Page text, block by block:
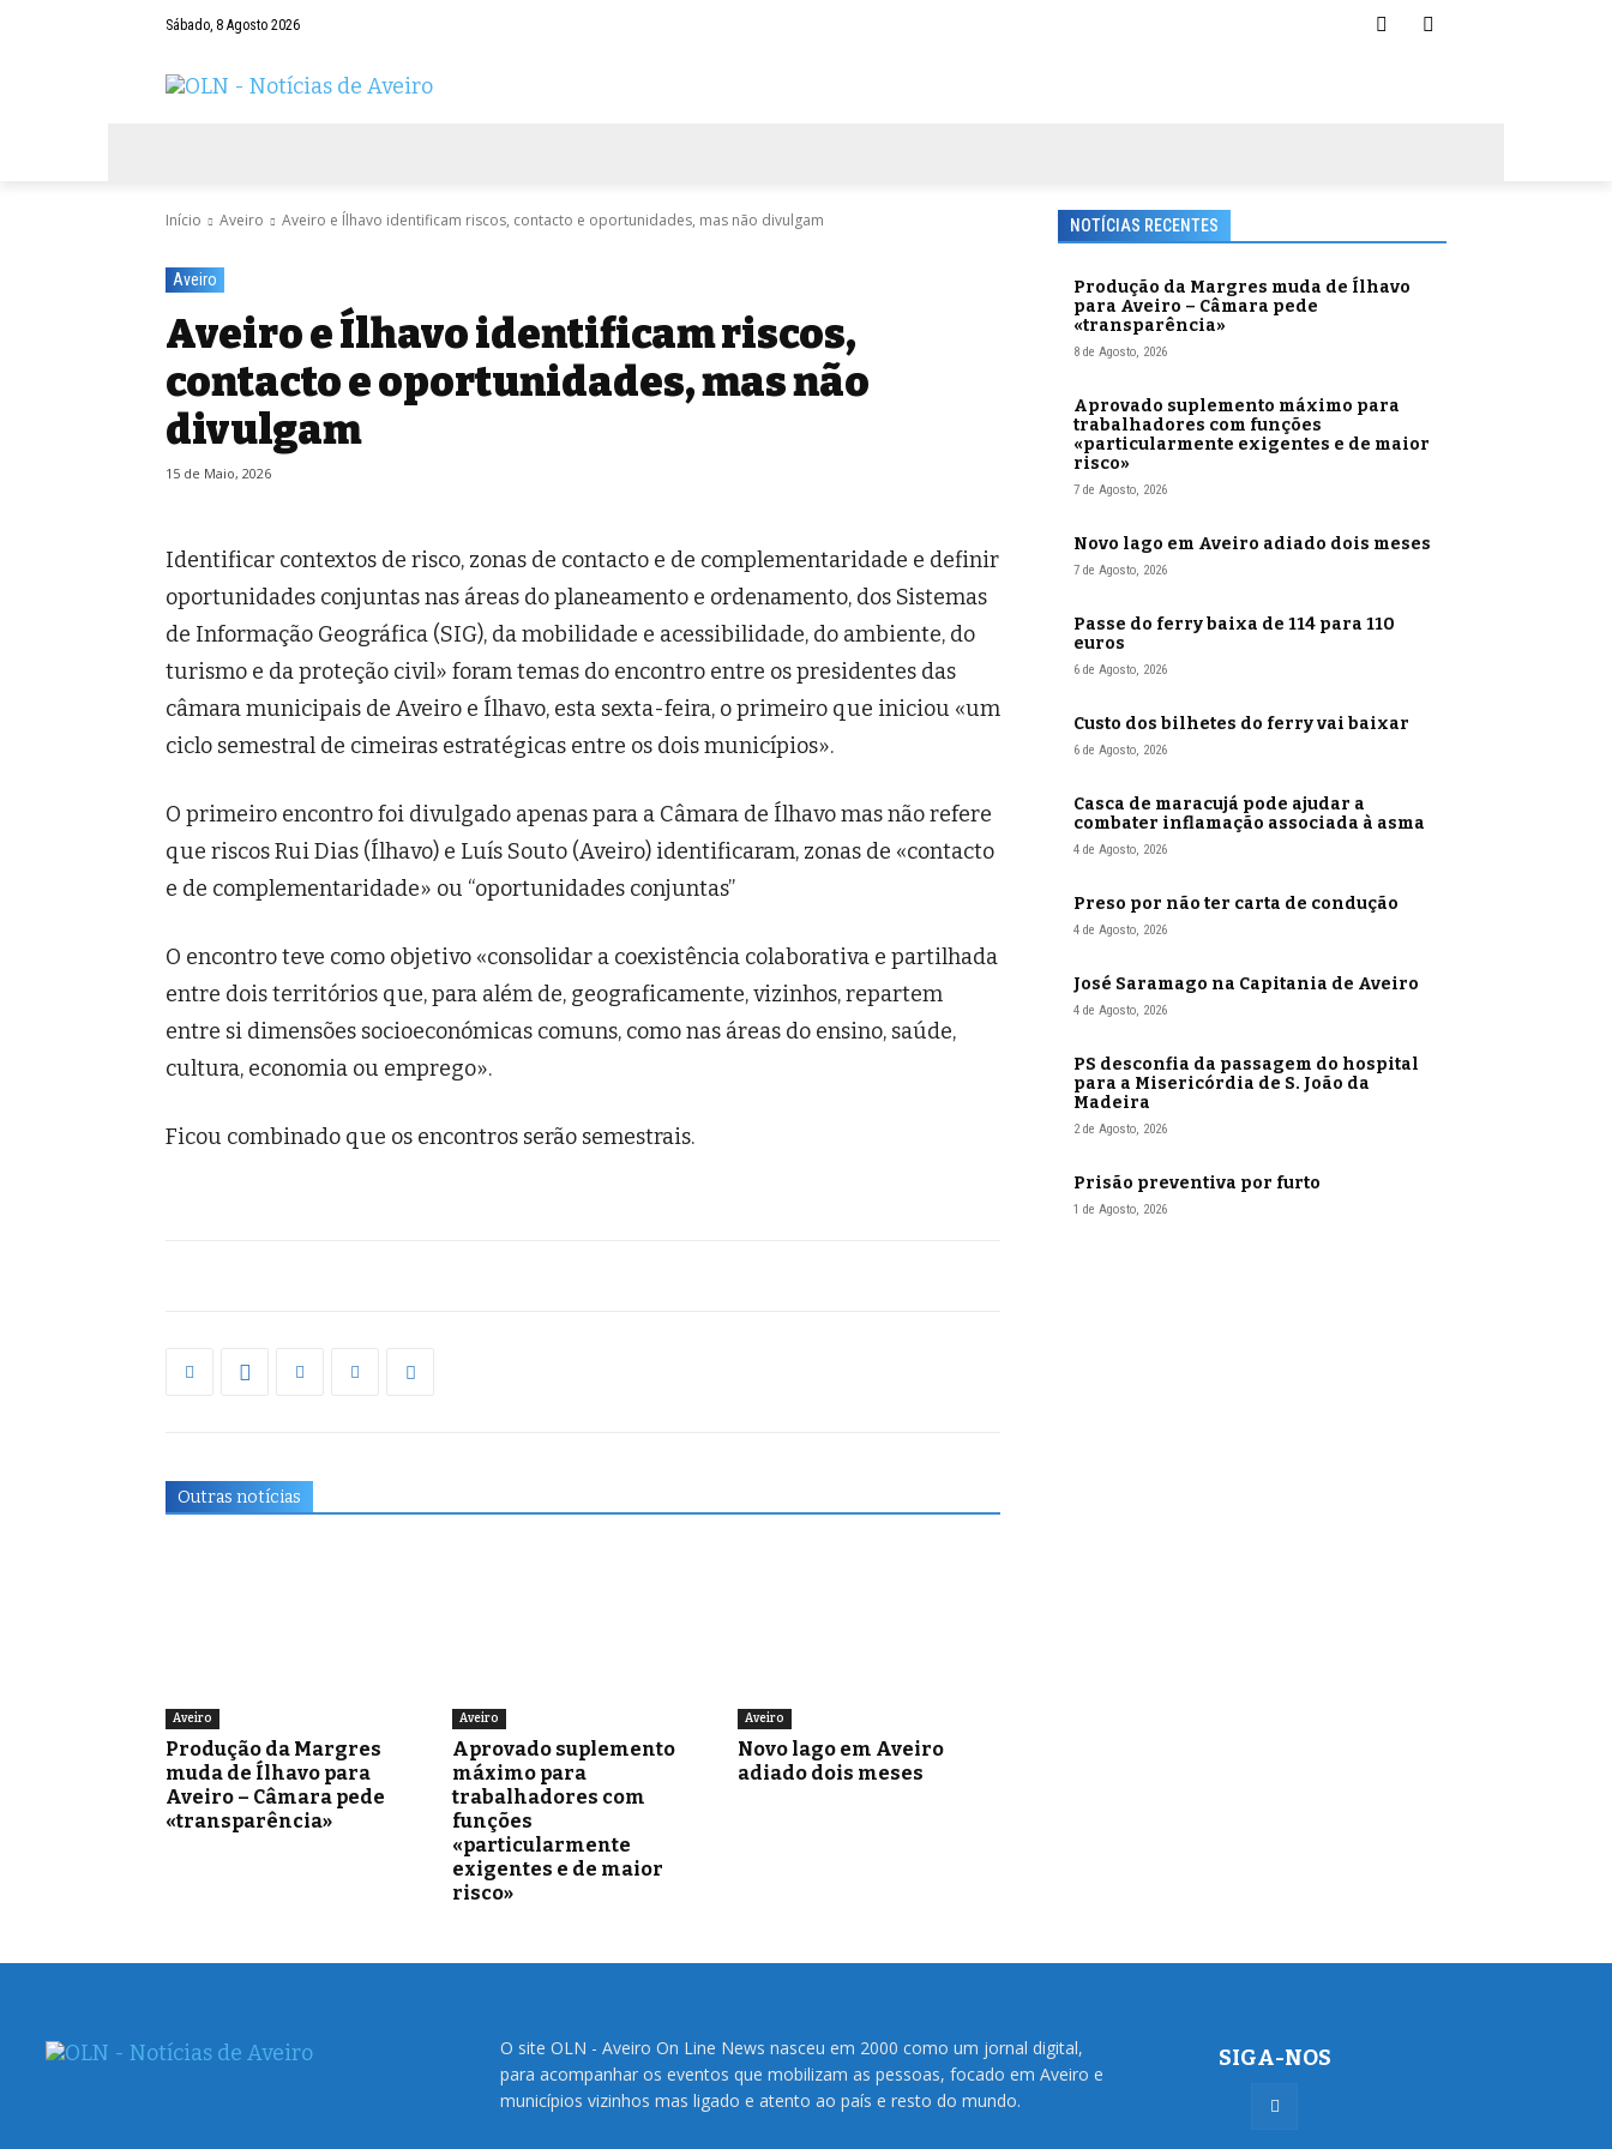
Sábado, 8 Agosto 2026
Início Aveiro Aveiro e Ílhavo identificam riscos, contacto e oportunidades, mas não divulgam
Aveiro
Aveiro e Ílhavo identificam riscos,
contacto e oportunidades, mas não
divulgam
15 de Maio, 2026
Identificar contextos de risco, zonas de contacto e de complementaridade e definir
oportunidades conjuntas nas áreas do planeamento e ordenamento, dos Sistemas
de Informação Geográfica (SIG), da mobilidade e acessibilidade, do ambiente, do
turismo e da proteção civil» foram temas do encontro entre os presidentes das
câmara municipais de Aveiro e Ílhavo, esta sexta-feira, o primeiro que iniciou «um
ciclo semestral de cimeiras estratégicas entre os dois municípios».
O primeiro encontro foi divulgado apenas para a Câmara de Ílhavo mas não refere
que riscos Rui Dias (Ílhavo) e Luís Souto (Aveiro) identificaram, zonas de «contacto
e de complementaridade» ou “oportunidades conjuntas”
O encontro teve como objetivo «consolidar a coexistência colaborativa e partilhada
entre dois territórios que, para além de, geograficamente, vizinhos, repartem
entre si dimensões socioeconómicas comuns, como nas áreas do ensino, saúde,
cultura, economia ou emprego».
Ficou combinado que os encontros serão semestrais.
Outras notícias
Aveiro
Produção da Margres
muda de Ílhavo para
Aveiro – Câmara pede
«transparência»
Aveiro
Aprovado suplemento
máximo para
trabalhadores com
funções
«particularmente
exigentes e de maior
risco»
Aveiro
Novo lago em Aveiro
adiado dois meses
NOTÍCIAS RECENTES
Produção da Margres muda de Ílhavo
para Aveiro – Câmara pede
«transparência»
8 de Agosto, 2026
Aprovado suplemento máximo para
trabalhadores com funções
«particularmente exigentes e de maior
risco»
7 de Agosto, 2026
Novo lago em Aveiro adiado dois meses
7 de Agosto, 2026
Passe do ferry baixa de 114 para 110
euros
6 de Agosto, 2026
Custo dos bilhetes do ferry vai baixar
6 de Agosto, 2026
Casca de maracujá pode ajudar a
combater inflamação associada à asma
4 de Agosto, 2026
Preso por não ter carta de condução
4 de Agosto, 2026
José Saramago na Capitania de Aveiro
4 de Agosto, 2026
PS desconfia da passagem do hospital
para a Misericórdia de S. João da
Madeira
2 de Agosto, 2026
Prisão preventiva por furto
1 de Agosto, 2026
O site OLN - Aveiro On Line News nasceu em 2000 como um jornal digital,
para acompanhar os eventos que mobilizam as pessoas, focado em Aveiro e
municípios vizinhos mas ligado e atento ao país e resto do mundo.
SIGA-NOS